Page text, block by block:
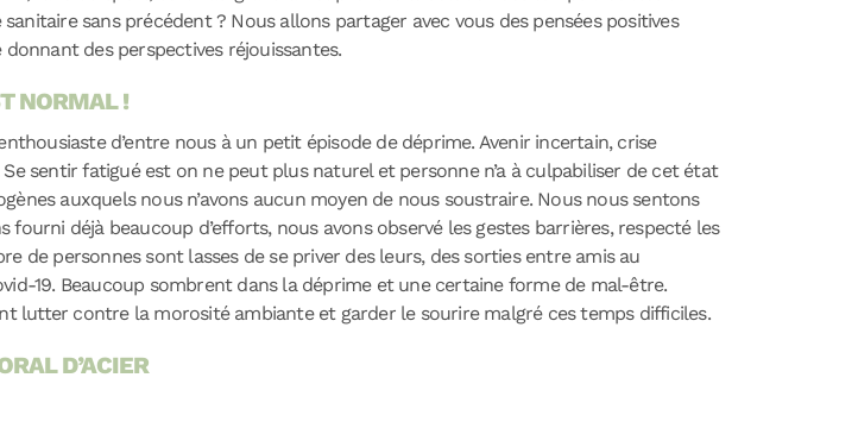
sans précédent ? Nous allons partager avec vous des pensées positives
des perspectives réjouissantes.
NORMAL !
d’entre nous à un petit épisode de déprime. Avenir incertain, crise
sentir fatigué est on ne peut plus naturel et personne n’a à culpabiliser de cet état
auxquels nous n’avons aucun moyen de nous soustraire. Nous nous sentons
déjà beaucoup d’efforts, nous avons observé les gestes barrières, respecté les
de personnes sont lasses de se priver des leurs, des sorties entre amis au
19. Beaucoup sombrent dans la déprime et une certaine forme de mal-être.
lutter contre la morosité ambiante et garder le sourire malgré ces temps difficiles.
D’ACIER